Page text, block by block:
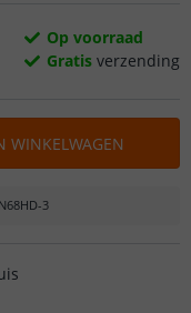
Op voorraad
Gratis verzending
WINKELWAGEN
3